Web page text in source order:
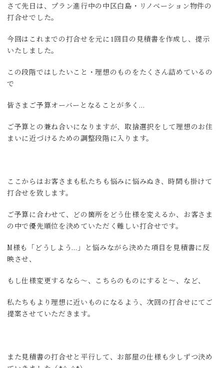
さて先日は、プラン進行中の中区白島・リノベーション物件の
打合せでした。
今回はこれまでの打合せを元に1回目の見積書を作成し、提示
いたしました。
この段階ではしたいこと・理想のものをたくさん詰めているの
で
皆さまご予算オーバーとなることが多く…
ご予算との兼ね合いになりますが、取捨選択をして理想のお住
まいに近づけるための調整段階に入ります。
ここからはお客さまも私たちも悩みに悩みぬき、時間も掛けて
打合せを致します。
ご予算に合わせて、どの箇所をどう仕様を変えるか、お客さま
の中で優先順位を決めていただく難しい打合せです。
M様も「どうしよう…」と悩みながら決めた項目を見積書に反
映させ、
もし仕様変更するなら～、こちらのものにすると～、など、
私たちもより理想に近いものになるよう、次回の打合せにてご
提案させていただきます。
また見積書の打合せと平行して、お部屋の仕様も少しずつ決め